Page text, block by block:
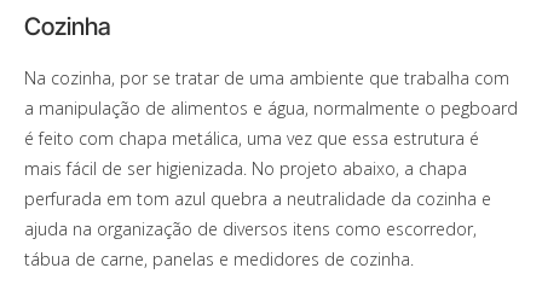
Cozinha
Na cozinha, por se tratar de uma ambiente que trabalha com
a manipulação de alimentos e água, normalmente o pegboard
é feito com chapa metálica, uma vez que essa estrutura é
mais fácil de ser higienizada. No projeto abaixo, a chapa
perfurada em tom azul quebra a neutralidade da cozinha e
ajuda na organização de diversos itens como escorredor,
tábua de carne, panelas e medidores de cozinha.